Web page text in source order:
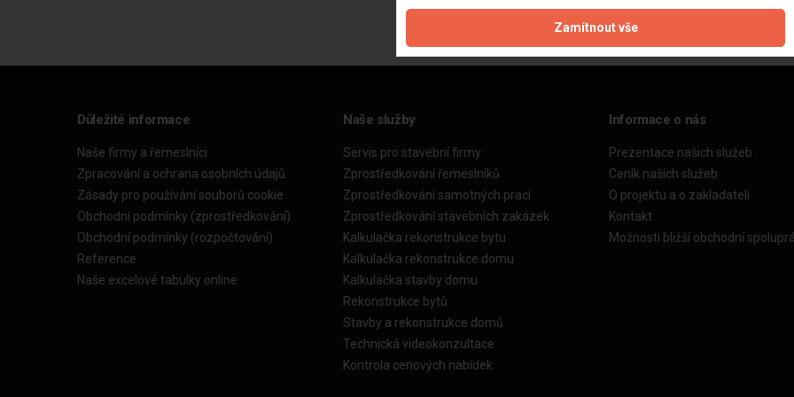
Důležité informace
Naše firmy a řemeslníci
Zpracování a ochrana osobních údajů
Zásady pro používání souborů cookie
Obchodní podmínky (zprostředkování)
Obchodní podmínky (rozpočtování)
Reference
Naše excelové tabulky online
Naše služby
Servis pro stavební firmy
Zprostředkování řemeslníků
Zprostředkování samotných prací
Zprostředkování stavebních zakázek
Kalkulačka rekonstrukce bytu
Kalkulačka rekonstrukce domu
Kalkulačka stavby domu
Rekonstrukce bytů
Stavby a rekonstrukce domů
Technická videokonzultace
Kontrola cenových nabídek
Informace o nás
Prezentace našich služeb
Ceník našich služeb
O projektu a o zakladateli
Kontakt
Možnosti bližší obchodní
Zamítnout vše